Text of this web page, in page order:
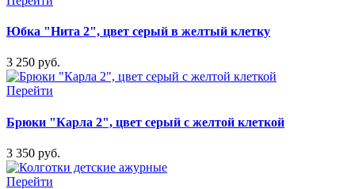
Юбка "Нита 2", цвет серый в желтый клетку
3 250 руб.
Перейти
Брюки "Карла 2", цвет серый с желтой клеткой
3 350 руб.
Перейти